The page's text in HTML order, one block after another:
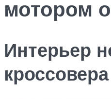
мотором
Интерьер
кроссовера